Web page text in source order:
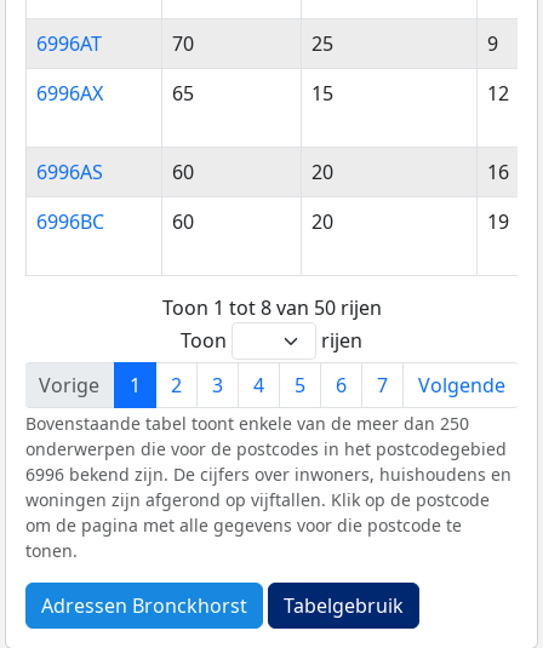
6996AT 70 25
9
6996AX
65 15 12
6996AS 60 20
16
6996BC
60 20 19
Toon 1 tot 8 van 50 rijen
Toon
rijen
Vorige
1 2 3 4 5 6 7 Volgende
Bovenstaande tabel toont enkele van de meer dan 250
onderwerpen die voor de postcodes in het postcodegebied
6996 bekend zijn. De cijfers over inwoners, huishoudens en
woningen zijn afgerond op vijftallen. Klik op de postcode
om de pagina met alle gegevens voor die postcode te
tonen.
Adressen Bronckhorst Tabelgebruik